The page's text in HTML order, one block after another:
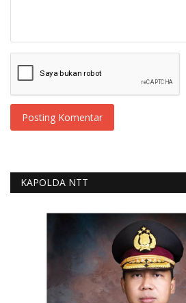
Posting Komentar
KAPOLDA NTT